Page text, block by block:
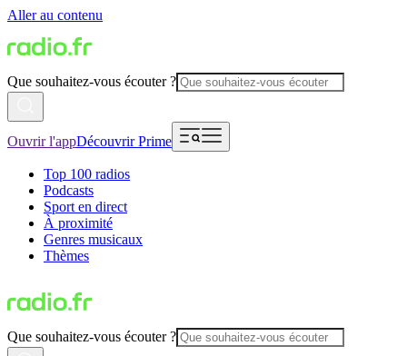
Aller au contenu
Que souhaitez-vous écouter ?
Ouvrir l'appDécouvrir Prime
Top 100 radios
Podcasts
Sport en direct
À proximité
Genres musicaux
Thèmes
Que souhaitez-vous écouter ?